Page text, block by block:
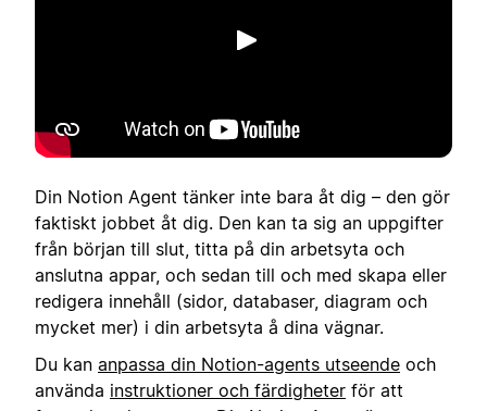
Spela upp
Din Notion Agent tänker inte bara åt dig – den gör
faktiskt jobbet åt dig. Den kan ta sig an uppgifter
från början till slut, titta på din arbetsyta och
anslutna appar, och sedan till och med skapa eller
redigera innehåll (sidor, databaser, diagram och
mycket mer) i din arbetsyta å dina vägnar.
Du kan anpassa din Notion-agents utseende och
använda instruktioner och färdigheter för att